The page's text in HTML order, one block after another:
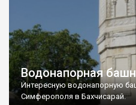
Водонапорная
Интересную водонапорную
Симферополя в Бахчисарай.